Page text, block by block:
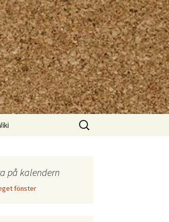
Sök
efter:
på kalendern
fönster